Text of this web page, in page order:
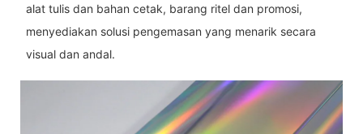
alat tulis dan bahan cetak, barang ritel dan promosi,
menyediakan solusi pengemasan yang menarik secara
visual dan andal.